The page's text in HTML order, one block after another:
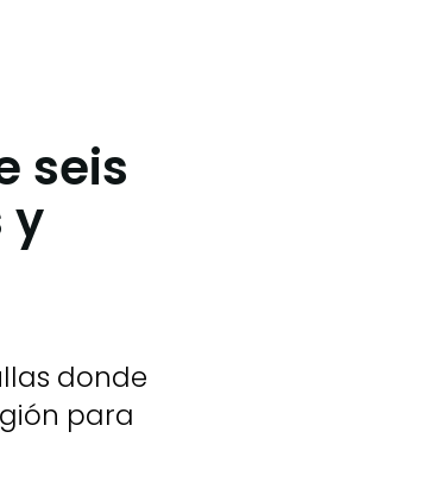
seis
y
donde
para